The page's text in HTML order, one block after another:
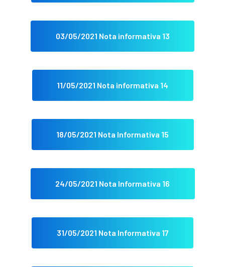
03/05/2021 Nota informativa 13
11/05/2021 Nota informativa 14
18/05/2021 Nota Informativa 15
24/05/2021 Nota Informativa 16
31/05/2021 Nota Informativa 17